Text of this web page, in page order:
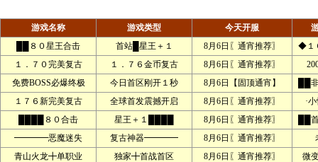
游戏名称 游戏类型 今天开服
██８０星王合击
首站█星王＋１ 8月6日〖通宵推荐〗
◆１
１．７０完美复古
１．７６金币复古 8月6日〖通宵推荐〗
免费BOSS必爆终极
今日首区刚开１秒 8月6日【固顶通宵】
██
１７６新完美复古
全球首发震撼开启 8月6日〖通宵推荐〗
·
████８０合击
星王＋１████ 8月6日〖通宵推荐〗
██
━━━━恶魔迷失
复古神器━━━━ 8月6日〖通宵推荐〗
青山火龙╋单职业
独家╋首战首区 8月6日〖通宵推荐〗 微